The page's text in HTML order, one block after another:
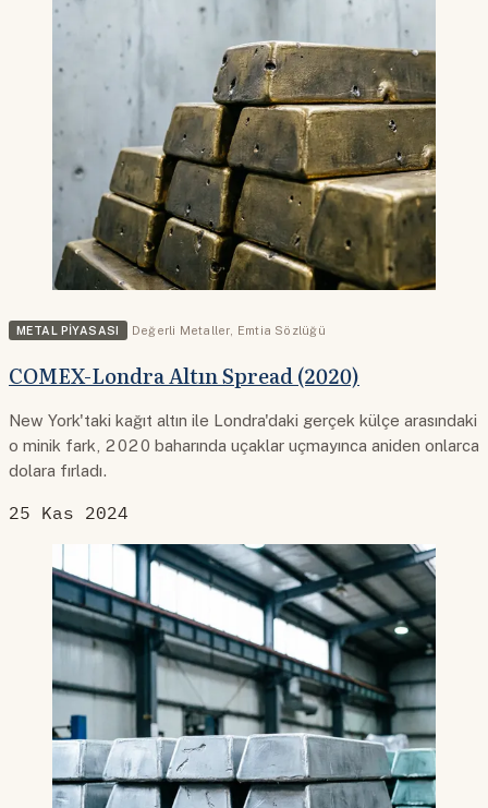
METAL PIYASASI Değerli Metaller, Emtia Sözlüğü
COMEX-Londra Altın Spread (2020)
New York'taki kağıt altın ile Londra'daki gerçek külçe arasındaki
o minik fark, 2020 baharında uçaklar uçmayınca aniden onlarca
dolara fırladı.
25 Kas 2024